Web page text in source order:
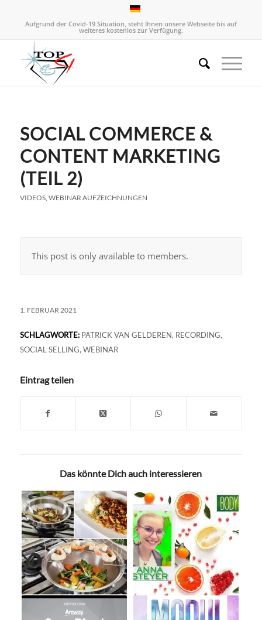
Aufgrund der Covid-19 Situation, steht Ihnen unsere Webseite bis auf
weiteres kostenlos zur Verfügung.
SOCIAL COMMERCE &
CONTENT MARKETING
(TEIL 2)
VIDEOS, WEBINAR AUFZEICHNUNGEN
This post is only available to members.
1. FEBRUAR 2021
SCHLAGWORTE: PATRICK VAN GELDEREN, RECORDING,
SOCIAL SELLING, WEBINAR
Eintrag teilen
Das könnte Dich auch interessieren